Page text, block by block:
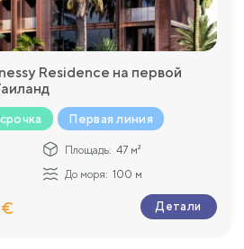
Residence на первой
Первая линия
Площадь: 47 м²
До моря: 100 м
€ Детали